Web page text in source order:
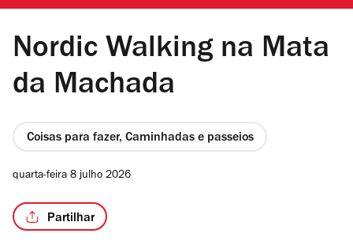
Nordic Walking na Mata
da Machada
Coisas para fazer, Caminhadas e passeios
quarta-feira 8 julho 2026
Partilhar